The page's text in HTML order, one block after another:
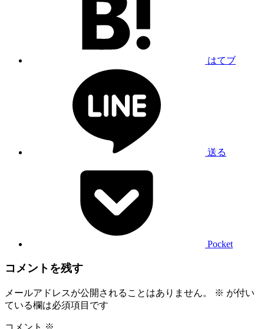
はてブ
送る
Pocket
コメントを残す
メールアドレスが公開されることはありません。 ※ が付い
ている欄は必須項目です
コメント ※